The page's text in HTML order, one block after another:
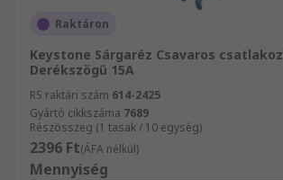
Raktáron
Keystone Sárgaréz Csavaros
Derékszögű 15A
RS raktári szám 614-2425
Gyártó cikkszáma 7689
Részösszeg (1 tasak / 10 egység)
2396 Ft(ÁFA nélkül)
Mennyiség